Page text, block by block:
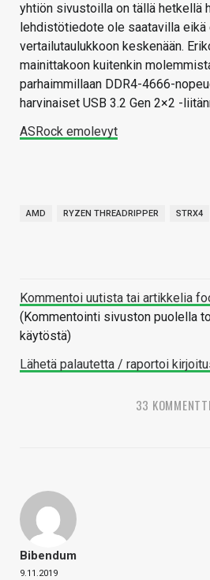
yhtiön sivustoilla on tällä hetkellä
lehdistötiedote ole saatavilla
vertailutaulukkoon keskenään.
mainittakoon kuitenkin
parhaimmillaan DDR4-4666-
harvinaiset USB 3.2 Gen 2×2 -
ASRock emolevyt
AMD RYZEN THREADRIPPER STRX4
Kommentoi uutista tai artikkelia
(Kommentointi sivuston puolella
käytöstä)
Lähetä palautetta / raportoi
33
Bibendum
9.11.2019